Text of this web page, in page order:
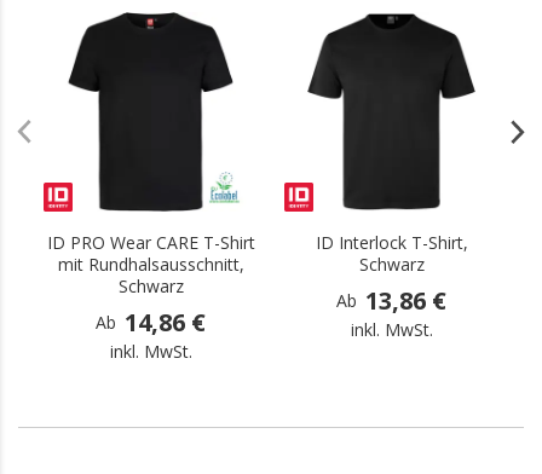
ID PRO Wear CARE T-Shirt
mit Rundhalsausschnitt,
Schwarz
Ab 14,86 €
inkl. MwSt.
ID Interlock T-Shirt,
Schwarz
Ab 13,86 €
inkl. MwSt.